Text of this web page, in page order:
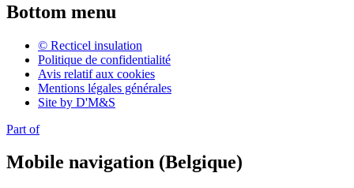
Bottom menu
© Recticel insulation
Politique de confidentialité
Avis relatif aux cookies
Mentions légales générales
Site by D'M&S
Part of
Mobile navigation (Belgique)